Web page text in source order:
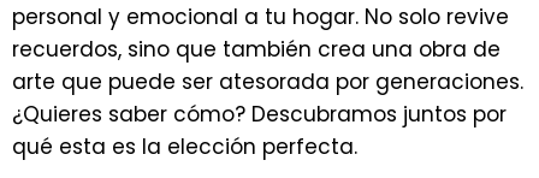
personal y emocional a tu hogar. No solo revive
recuerdos, sino que también crea una obra de
arte que puede ser atesorada por generaciones.
¿Quieres saber cómo? Descubramos juntos por
qué esta es la elección perfecta.